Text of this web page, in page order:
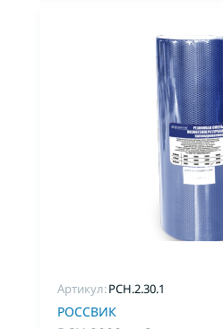
Артикул:PCH.2.30.1
РОССВИК